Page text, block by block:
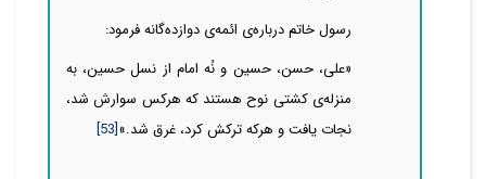
رسول خاتمدرباره‌ی ائمه‌ی دوازده‌گانه فرمود:
«علی، حسن، حسین و نُه امام از نسل حسین، به
منزله‌ی کشتی نوح هستند که هرکس سوارش شد،
نجات یافت و هرکه ترکش کرد، غرق شد.»[53]